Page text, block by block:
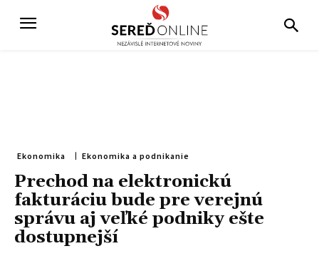
Ekonomika Ekonomika a podnikanie
Prechod na elektronickú
fakturáciu bude pre verejnú
správu aj veľké podniky ešte
dostupnejší